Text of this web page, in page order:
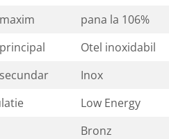
pana la 106%
Otel inoxidabil
Inox
Low Energy
Bronz